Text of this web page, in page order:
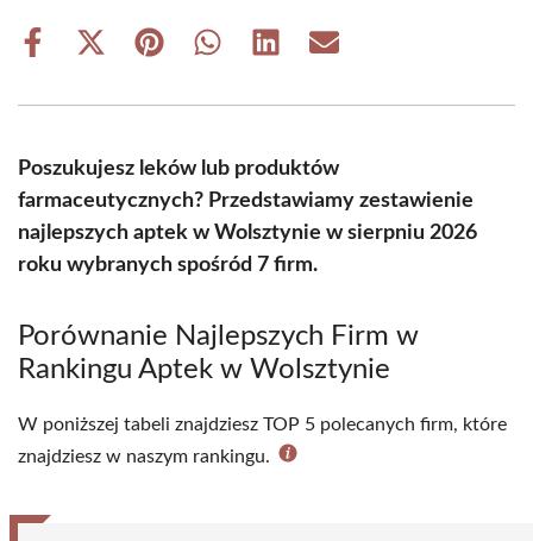
Share
Share
(Twitter)
Share Share Share Share
Poszukujesz leków lub produktów
farmaceutycznych? Przedstawiamy zestawienie
najlepszych aptek w Wolsztynie w sierpniu 2026
roku wybranych spośród 7 firm.
Porównanie Najlepszych Firm w
Rankingu Aptek w Wolsztynie
W poniższej tabeli znajdziesz TOP 5 polecanych firm, które
znajdziesz w naszym rankingu.